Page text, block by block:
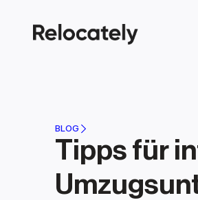
BLOG
Tipps für